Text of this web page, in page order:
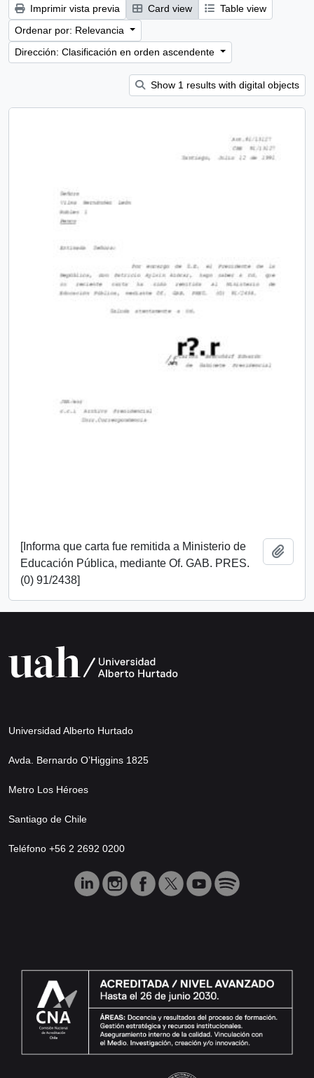
Imprimir vista previa Card view
Table view
Ordenar por: Relevancia
Dirección: Clasificación en orden ascendente
Show 1 results with digital objects
[Informa que carta fue remitida a Ministerio de
Educación Pública, mediante Of. GAB. PRES.
(0) 91/2438]
Universidad Alberto Hurtado
Avda. Bernardo O’Higgins 1825
Metro Los Héroes
Santiago de Chile
Teléfono +56 2 2692 0200